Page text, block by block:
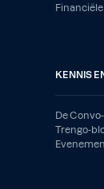
KENNIS
De
Trengo-